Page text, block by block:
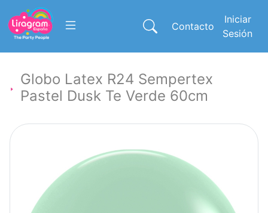
Contacto
Iniciar
Sesión
Globo Latex R24 Sempertex
Pastel Dusk Te Verde 60cm